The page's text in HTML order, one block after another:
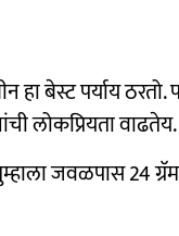
हा बेस्ट पर्याय
लोकप्रियता वाढतेय.
जवळपास 24 ग्रॅम